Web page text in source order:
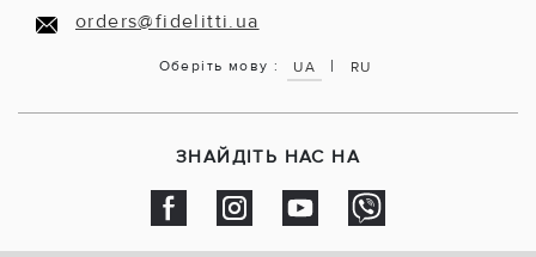
orders@fidelitti.ua
Оберіть мову : UA | RU
ЗНАЙДІТЬ НАС НА